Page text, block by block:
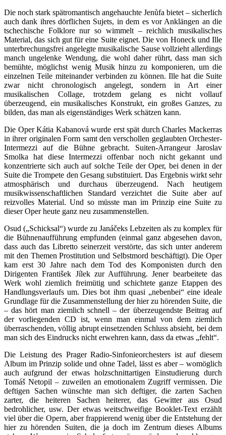
Die noch stark spätromantisch angehauchte Jenůfa bietet – sicherlich
auch dank ihres dörflichen Sujets, in dem es vor Anklängen an die
tschechische Folklore nur so wimmelt – reichlich musikalisches
Material, das sich gut für eine Suite eignet. Die von Honeck und Ille
unterbrechungsfrei angelegte musikalische Sause vollzieht allerdings
manch ungelenke Wendung, die wohl daher rührt, dass man sich
bemühte, möglichst wenig Musik hinzu zu komponieren, um die
einzelnen Teile miteinander verbinden zu können. Ille hat die Suite
zwar nicht chronologisch angelegt, sondern in Art einer
musikalischen Collage, trotzdem gelang es nicht vollauf
überzeugend, ein musikalisches Konstrukt, ein großes Ganzes, zu
bilden, das man als eigenständiges Werk schätzen kann.
Die Oper Kátia Kabanová wurde erst spät durch Charles Mackerras
in ihrer originalen Form samt den verschollen geglaubten Orchester-
Intermezzi auf die Bühne gebracht. Suiten-Arrangeur Jaroslav
Smolka hat diese Intermezzi offenbar noch nicht gekannt und
konzentrierte sich auch auf solche Teile der Oper, bei denen in der
Suite die Trompete den Gesang substituiert. Das Ergebnis wirkt sehr
atmosphärisch und durchaus überzeugend. Nach heutigem
musikwissenschaftlichen Standard verzichtet die Suite aber auf
reizvolles Material. Und so müsste man im Prinzip eine Suite zu
dieser Oper heute ganz neu zusammenstellen.
Osud („Schicksal“) wurde zu Janáčeks Lebzeiten als zu komplex für
die Bühnenaufführung empfunden (einmal ganz abgesehen davon,
dass auch das Libretto seinerzeit verstörte, das sich unter anderem
mit den Themen Prostitution und Selbstmord beschäftigt). Die Oper
kam erst 30 Jahre nach dem Tod des Komponisten durch den
Dirigenten František Jílek zur Aufführung. Jener bearbeitete das
Werk wohl ziemlich freimütig und schichtete ganze Etappen des
Handlungsverlaufs um. Dies bot ihm quasi „nebenbei“ eine ideale
Grundlage für die Zusammenstellung der hier zu hörenden Suite, die
– das hört man ziemlich schnell – der überzeugendste Beitrag auf
der vorliegenden CD ist, wenn man einmal von dem ziemlich
überraschenden, völlig abrupt einsetzenden Schluss absieht, bei dem
man sich des Eindrucks nicht erwehren kann, dass da etwas „fehlt“.
Die Leistung des Prager Radio-Sinfonieorchesters ist auf diesem
Album im Prinzip solide und ohne Tadel, lässt es aber – womöglich
auch aufgrund der etwas holzschnittartigen Einstudierung durch
Tomáš Netopil – zuweilen an emotionalem Zugriff vermissen. Die
deftigen Sachen wünschte man sich deftiger, die zarten Sachen
zarter, die heiteren Sachen heiterer, das Gewitter aus Osud
bedrohlicher, usw. Der etwas weitschweifige Booklet-Text erzählt
viel über die Opern, aber frappierend wenig über die Entstehung der
hier zu hörenden Suiten, die ja doch im Zentrum dieses Albums